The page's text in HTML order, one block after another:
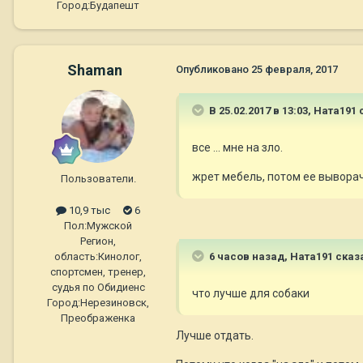
Город:Будапешт
Shaman
Пользователи.
10,9 тыс
6
Пол:Мужской
Регион,
область:Кинолог,
спортсмен, тренер,
судья по Обидиенс
Город:Нерезиновск,
Преображенка
Опубликовано 25 февраля, 2017
В 25.02.2017 в 13:03, Ната191
все ... мне на зло.
жрет мебель, потом ее
6 часов назад, Ната191
что лучше для собаки
Лучше отдать.